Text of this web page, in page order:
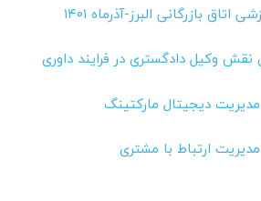
بازرگانی البرز-آذرماه ۱۴۰۱
وکیل دادگستری در فرایند داوری
دیجیتال مارکتینگ
ارتباط با مشتری